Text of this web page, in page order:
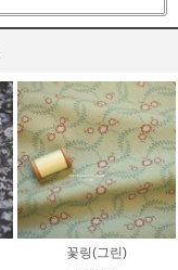
꽃링(그린)